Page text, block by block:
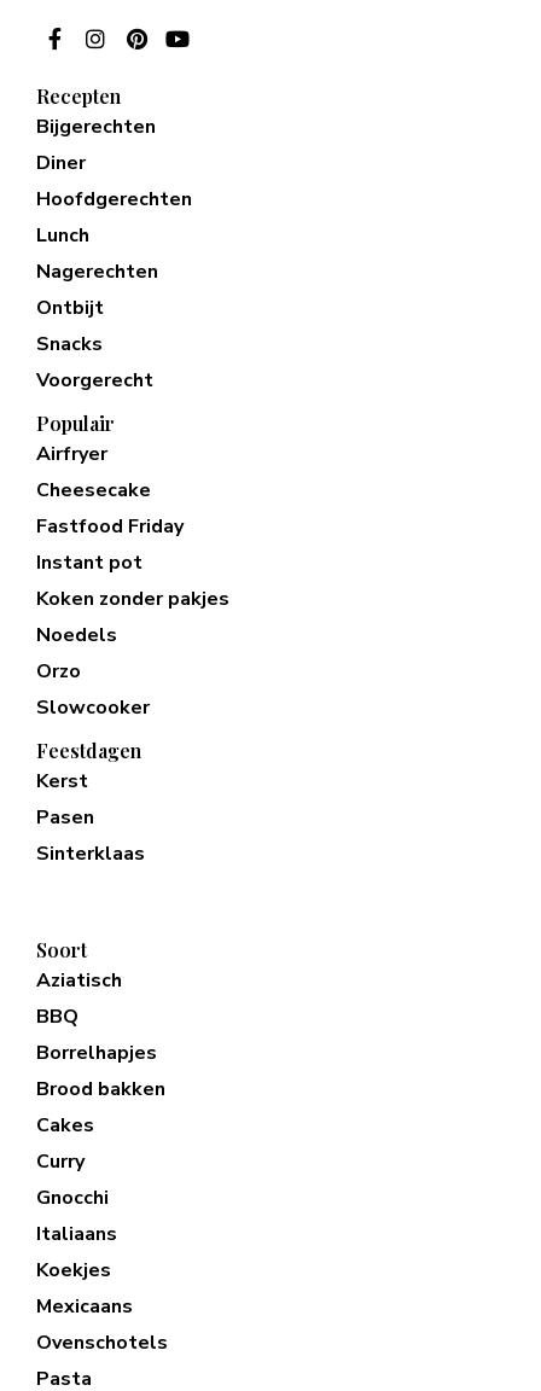
Recepten
Bijgerechten
Diner
Hoofdgerechten
Lunch
Nagerechten
Ontbijt
Snacks
Voorgerecht
Populair
Airfryer
Cheesecake
Fastfood Friday
Instant pot
Koken zonder pakjes
Noedels
Orzo
Slowcooker
Feestdagen
Kerst
Pasen
Sinterklaas
Soort
Aziatisch
BBQ
Borrelhapjes
Brood bakken
Cakes
Curry
Gnocchi
Italiaans
Koekjes
Mexicaans
Ovenschotels
Pasta